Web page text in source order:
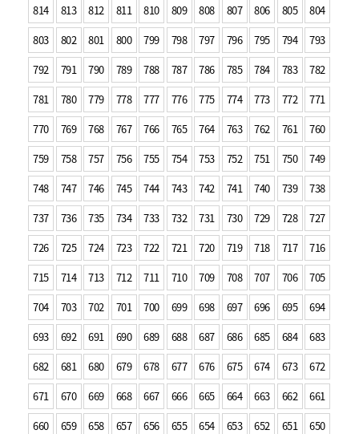
814
813 812 811 810 809 808 807 806 805
804
803
802 801 800 799 798 797 796 795 794
793
792
791 790 789 788 787 786 785 784 783
782
781
780 779 778 777 776 775 774 773 772
771
770
769 768 767 766 765 764 763 762 761
760
759
758 757 756 755 754 753 752 751 750
749
748
747 746 745 744 743 742 741 740 739
738
737
736 735 734 733 732 731 730 729 728
727
726
725 724 723 722 721 720 719 718 717
716
715
714 713 712 711 710 709 708 707 706
705
704
703 702 701 700 699 698 697 696 695
694
693
692 691 690 689 688 687 686 685 684
683
682
681 680 679 678 677 676 675 674 673
672
671
670 669 668 667 666 665 664 663 662
661
660
659 658 657 656 655 654 653 652 651
650